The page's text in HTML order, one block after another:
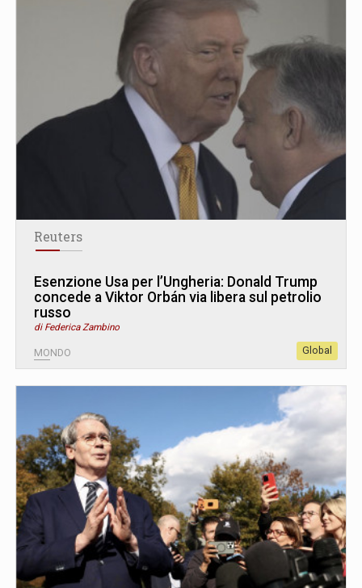
Reuters
Esenzione Usa per l’Ungheria: Donald Trump
concede a Viktor Orbán via libera sul petrolio
russo
di Federica Zambino
MONDO Global